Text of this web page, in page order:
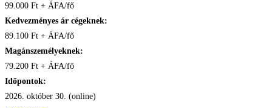
99.000 Ft + ÁFA/fő
Kedvezményes ár cégeknek:
89.100 Ft + ÁFA/fő
Magánszemélyeknek:
79.200 Ft + ÁFA/fő
Időpontok:
2026. október 30. (online)